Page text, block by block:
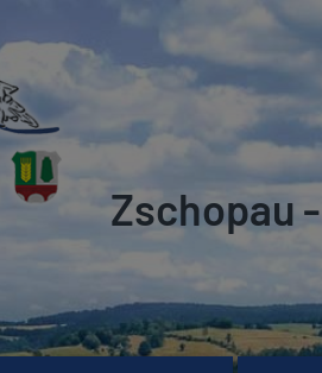
Zschopau